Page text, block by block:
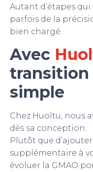
Autant d’étapes
parfois de la
bien chargé.
Avec
simple
Chez Huoltu, nous
dès sa conception.
Plutôt que
supplémentaire à
évoluer la GMAO